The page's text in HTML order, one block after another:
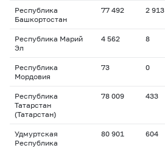
Республика
Башкортостан
77 492 2 913
Республика Марий
Эл
4 562 8
Республика
Мордовия
73 0
Республика
Татарстан
(Татарстан)
78 009 433
Удмуртская
Республика
80 901 604